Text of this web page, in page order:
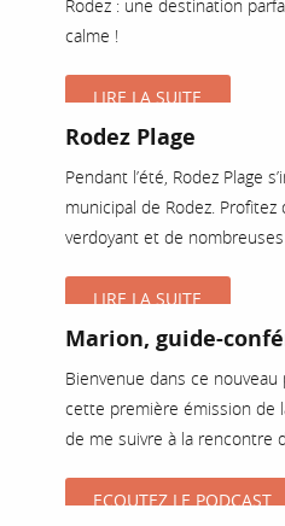
Rodez : une destination
calme !
LIRE LA SUITE
Rodez Plage
Pendant l’été, Rodez Plage
municipal de Rodez. Profitez
verdoyant et de
LIRE LA SUITE
Marion, guide-
Bienvenue dans ce nouveau
cette première émission de
de me suivre à la rencontre
ECOUTEZ LE PODCAST